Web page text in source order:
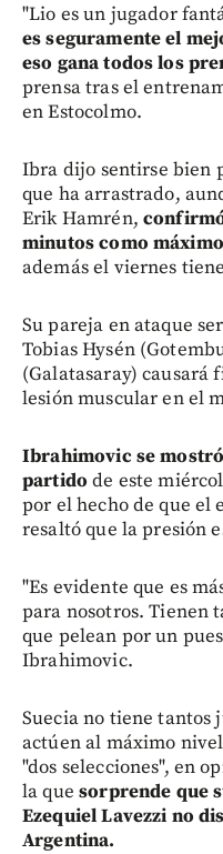
"Lio es un jugador
es seguramente el
eso gana todos los
prensa tras el
en Estocolmo.
Ibra dijo sentirse bien
que ha arrastrado,
Erik Hamrén,
minutos como
además el viernes
Su pareja en ataque
Tobias Hysén
(Galatasaray)
lesión muscular en el
Ibrahimovic se
partido de este
por el hecho de que el
resaltó que la presión
"Es evidente que es
para nosotros. Tienen
que pelean por un
Ibrahimovic.
Suecia no tiene tantos
actúen al máximo
"dos selecciones", en
la quesorprende que
Ezequiel Lavezzi no
Argentina.